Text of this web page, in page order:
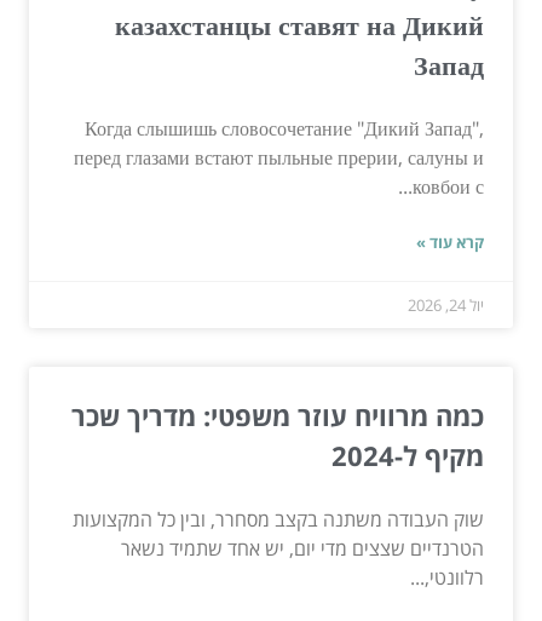
казахстанцы ставят на Дикий
Запад
Когда слышишь словосочетание "Дикий Запад",
перед глазами встают пыльные прерии, салуны и
ковбои с...
קרא עוד »
יול 24, 2026
כמה מרוויח עוזר משפטי: מדריך שכר
מקיף ל-2024
שוק העבודה משתנה בקצב מסחרר, ובין כל המקצועות
הטרנדיים שצצים מדי יום, יש אחד שתמיד נשאר
רלוונטי,...